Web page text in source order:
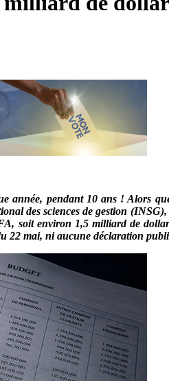
année, pendant 10 ans ! Alors
des sciences de gestion
soit environ 1,5 milliard de
22 mai, ni aucune déclaration